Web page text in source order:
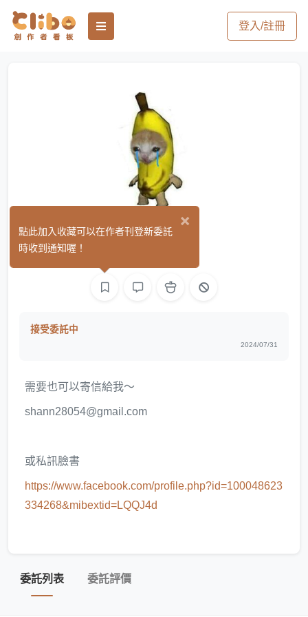
登入/註冊
王大可
接受委託中
2024/07/31
需要也可以寄信給我～
shann28054@gmail.com
或私訊臉書
https://www.facebook.com/profile.php?id=100048623
334268&mibextid=LQQJ4d
委託列表 委託評價
×
點此加入收藏可以在作者刊登新委託
時收到通知喔！